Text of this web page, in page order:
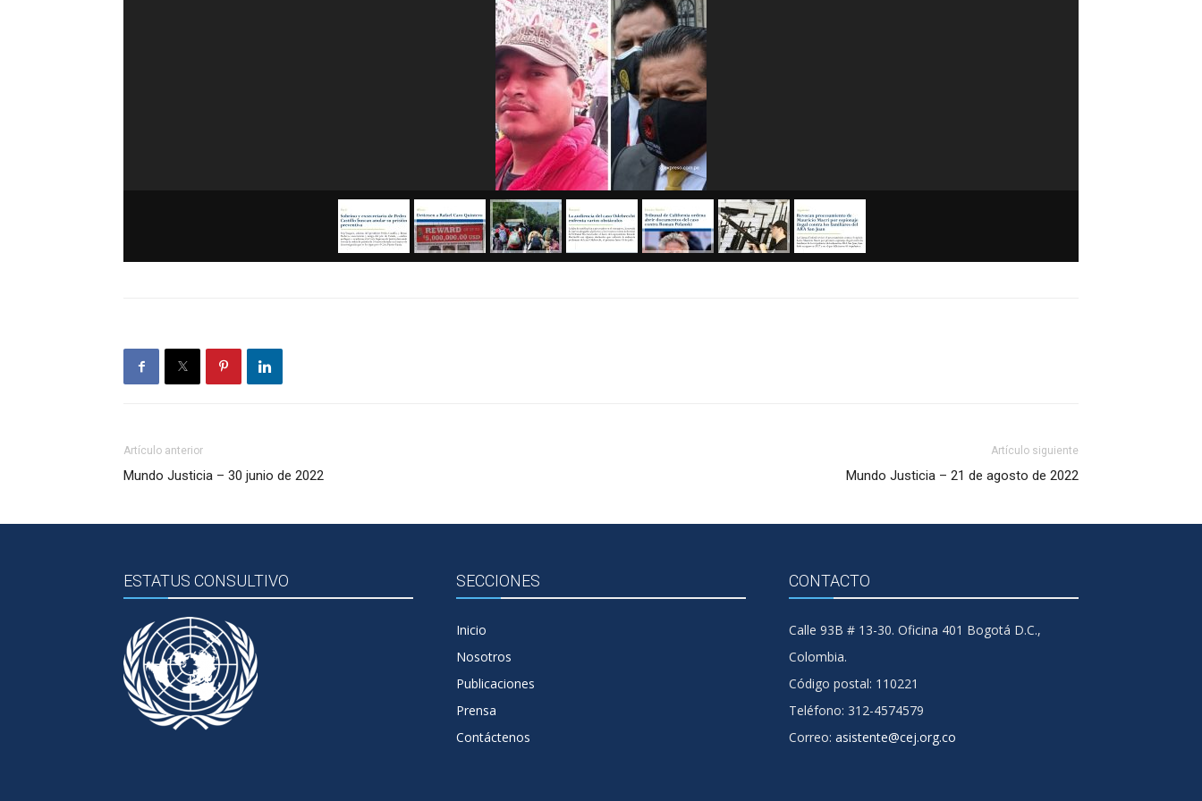
Artículo anterior
Mundo Justicia – 30 junio de 2022
Artículo siguiente
Mundo Justicia – 21 de agosto de 2022
ESTATUS CONSULTIVO SECCIONES
Inicio
Nosotros
Publicaciones
Prensa
Contáctenos
CONTACTO
Calle 93B # 13-30. Oficina 401 Bogotá D.C.,
Colombia.
Código postal: 110221
Teléfono: 312-4574579
Correo: asistente@cej.org.co